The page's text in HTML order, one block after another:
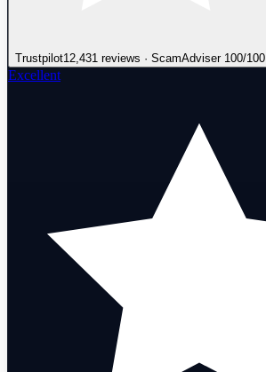
Trustpilot12,431 reviews · ScamAdviser 100/100
Excellent